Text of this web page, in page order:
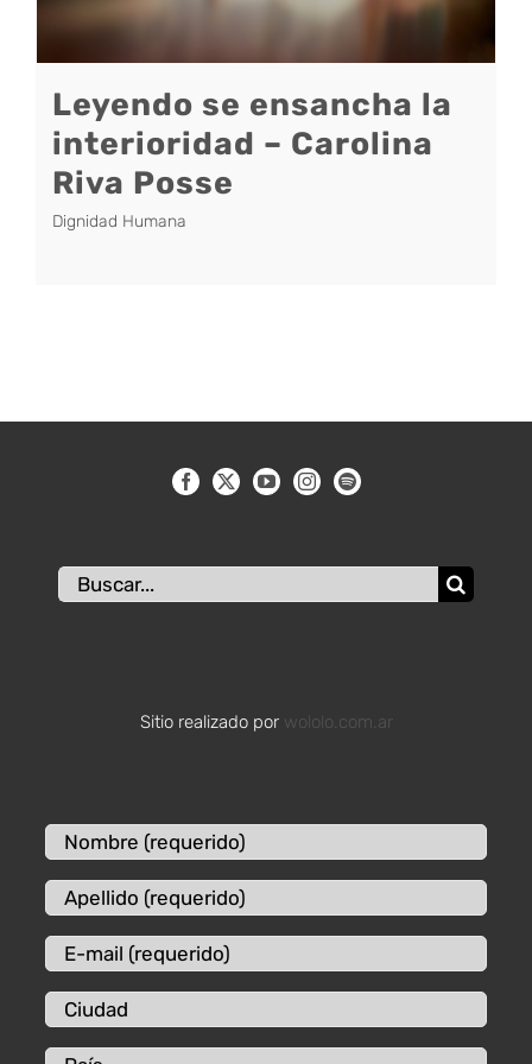
Leyendo se ensancha la
interioridad – Carolina
Riva Posse
Dignidad Humana
Buscar:
Sitio realizado por wololo.com.ar